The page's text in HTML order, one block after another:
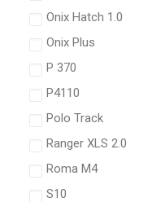
Onix Hatch 1.0
Onix Plus
P 370
P4110
Polo Track
Ranger XLS 2.0
Roma M4
S10